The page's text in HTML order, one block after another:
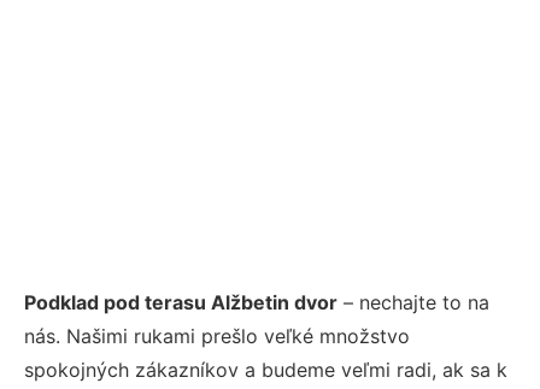
Podklad pod terasu Alžbetin dvor – nechajte to na
nás. Našimi rukami prešlo veľké množstvo
spokojných zákazníkov a budeme veľmi radi, ak sa k